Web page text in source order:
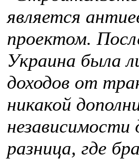
является
проектом.
Украина была
доходов от
никакой
независимости
разница, где